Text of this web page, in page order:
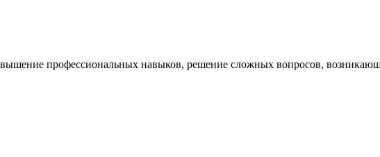
профессиональных навыков, решение сложных вопросов,